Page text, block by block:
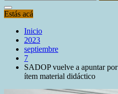
Estás acá
Inicio
2023
septiembre
7
SADOP vuelve a apuntar
ítem material didáctico